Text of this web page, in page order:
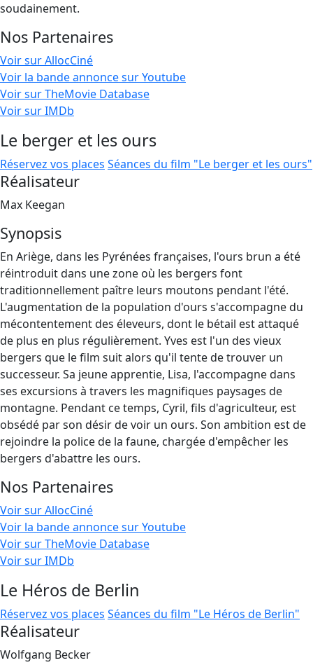
soudainement.
Nos Partenaires
Voir sur AllocCiné
Voir la bande annonce sur Youtube
Voir sur TheMovie Database
Voir sur IMDb
Le berger et les ours
Réservez vos places Séances du film "Le berger et les ours"
Réalisateur
Max Keegan
Synopsis
En Ariège, dans les Pyrénées françaises, l'ours brun a été
réintroduit dans une zone où les bergers font
traditionnellement paître leurs moutons pendant l'été.
L'augmentation de la population d'ours s'accompagne du
mécontentement des éleveurs, dont le bétail est attaqué
de plus en plus régulièrement. Yves est l'un des vieux
bergers que le film suit alors qu'il tente de trouver un
successeur. Sa jeune apprentie, Lisa, l'accompagne dans
ses excursions à travers les magnifiques paysages de
montagne. Pendant ce temps, Cyril, fils d'agriculteur, est
obsédé par son désir de voir un ours. Son ambition est de
rejoindre la police de la faune, chargée d'empêcher les
bergers d'abattre les ours.
Nos Partenaires
Voir sur AllocCiné
Voir la bande annonce sur Youtube
Voir sur TheMovie Database
Voir sur IMDb
Le Héros de Berlin
Réservez vos places Séances du film "Le Héros de Berlin"
Réalisateur
Wolfgang Becker